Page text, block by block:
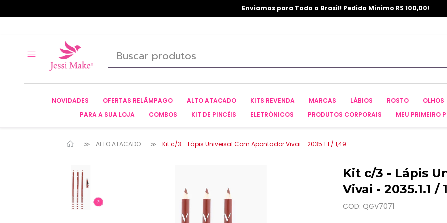
Enviamos para Todo o Brasil! Pedido Mínimo R$ 100,00!
NOVIDADES OFERTAS RELÂMPAGO ALTO ATACADO KITS REVENDA MARCAS LÁBIOS ROSTO
OLHOS
PARA A SUA LOJA
COMBOS KIT DE PINCÉIS ELETRÔNICOS PRODUTOS CORPORAIS MEU PRIMEIRO
ALTO ATACADO Kit c/3 - Lápis Universal Com Apontador Vivai - 2035.1.1 / 1,49
Kit c/3 - Lápis
Vivai - 2035.1.1 /
COD: QGV7071